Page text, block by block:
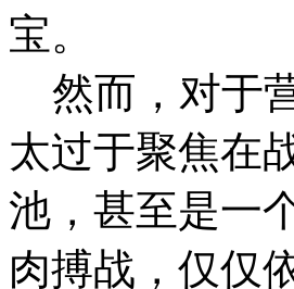
宝。
然而，对于
太过于聚焦在
池，甚至是一
肉搏战，仅仅